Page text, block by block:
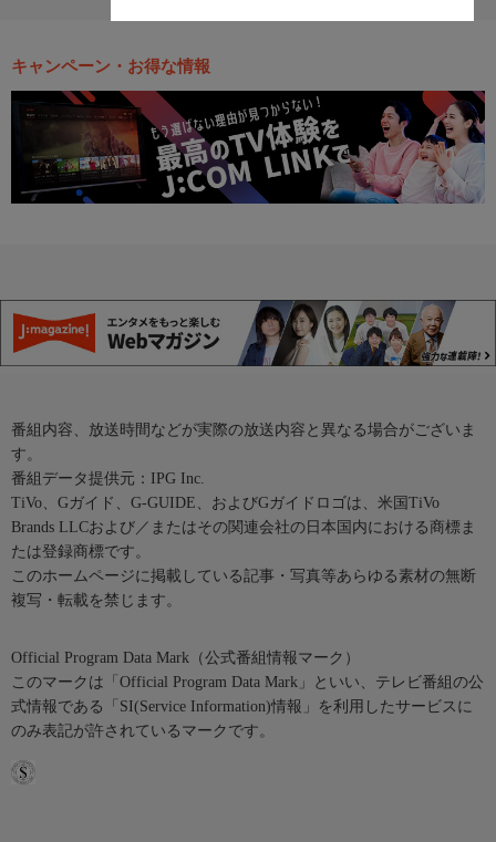
キャンペーン・お得な情報
番組内容、放送時間などが実際の放送内容と異なる場合がございま
す。
番組データ提供元：IPG Inc.
TiVo、Gガイド、G-GUIDE、およびGガイドロゴは、米国TiVo
Brands LLCおよび／またはその関連会社の日本国内における商標ま
たは登録商標です。
このホームページに掲載している記事・写真等あらゆる素材の無断
複写・転載を禁じます。
Official Program Data Mark（公式番組情報マーク）
このマークは「Official Program Data Mark」といい、テレビ番組の公
式情報である「SI(Service Information)情報」を利用したサービスに
のみ表記が許されているマークです。